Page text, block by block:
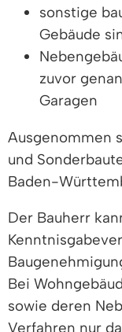
sonstige
Gebäude
zuvor
Garagen
Ausgenommen
und
Baden-
Der Bauherr
Bei
sowie deren
Verfahren nur